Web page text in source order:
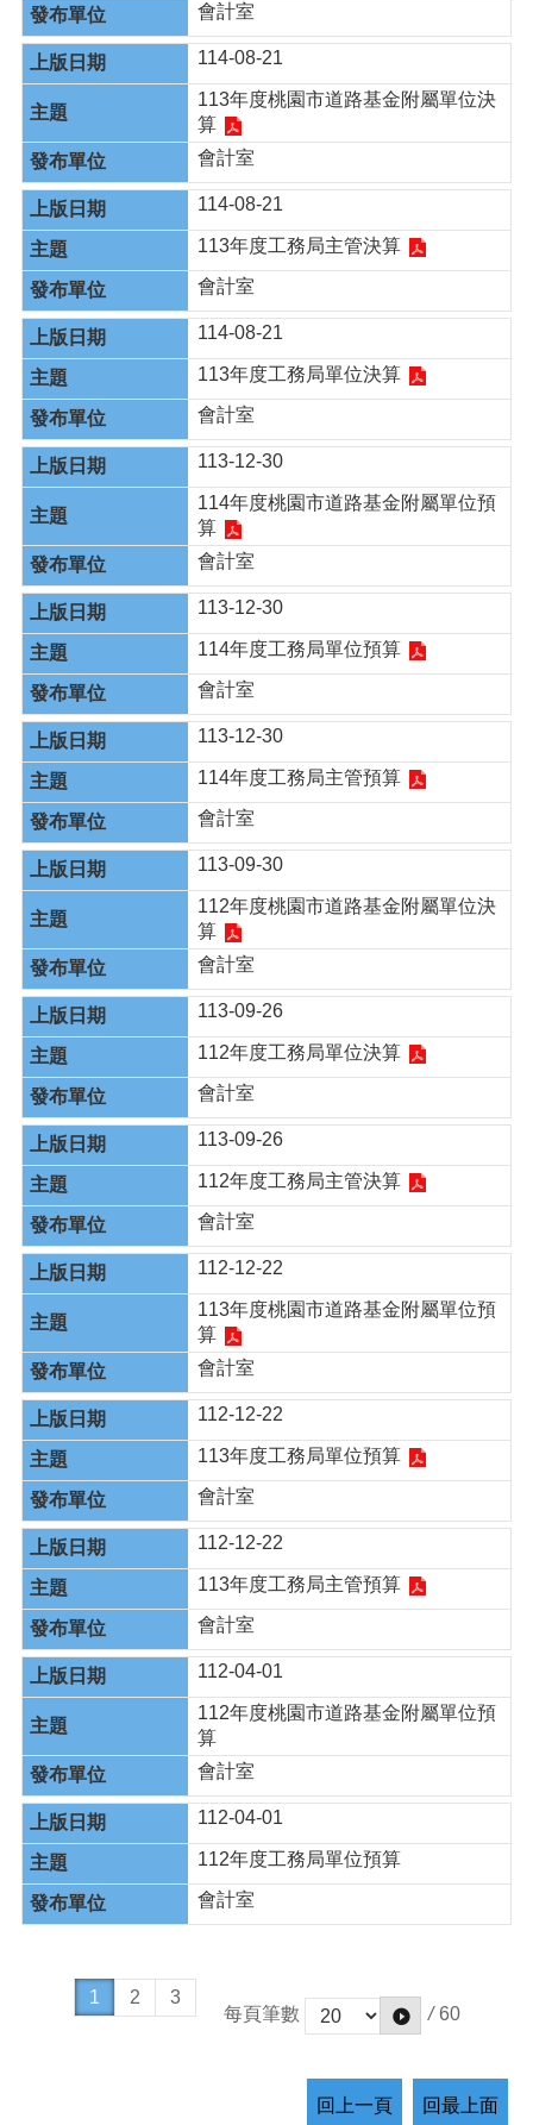
會計室
114-08-21
113年度桃園市道路基金附屬單位決
算
會計室
114-08-21
113年度工務局主管決算
會計室
114-08-21
113年度工務局單位決算
會計室
113-12-30
114年度桃園市道路基金附屬單位預
算
會計室
113-12-30
114年度工務局單位預算
會計室
113-12-30
114年度工務局主管預算
會計室
113-09-30
112年度桃園市道路基金附屬單位決
算
會計室
113-09-26
112年度工務局單位決算
會計室
113-09-26
112年度工務局主管決算
會計室
112-12-22
113年度桃園市道路基金附屬單位預
算
會計室
112-12-22
113年度工務局單位預算
會計室
112-12-22
113年度工務局主管預算
會計室
112-04-01
112年度桃園市道路基金附屬單位預
算
會計室
112-04-01
112年度工務局單位預算
會計室
1 2
3
每頁筆數
/ 60
回上一頁 回最上面